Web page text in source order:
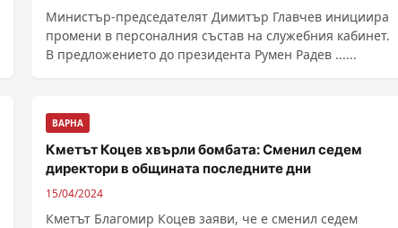
Министър-председателят Димитър Главчев инициира
промени в персоналния състав на служебния кабинет.
В предложението до президента Румен Радев ......
ВАРНА
Кметът Коцев хвърли бомбата: Сменил седем
директори в общината последните дни
15/04/2024
Кметът Благомир Коцев заяви, че е сменил седем